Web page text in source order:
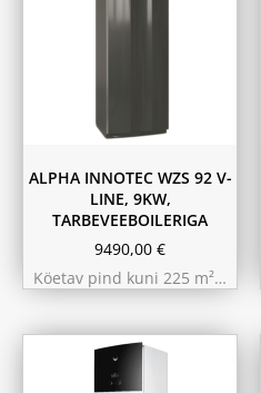
ALPHA INNOTEC WZS 92 V-
LINE, 9KW,
TARBEVEEBOILERIGA
9490,00 €
Köetav pind kuni 225 m²…